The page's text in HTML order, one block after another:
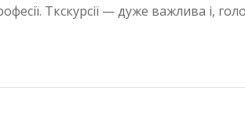
Tкскурсії — дуже важлива і,